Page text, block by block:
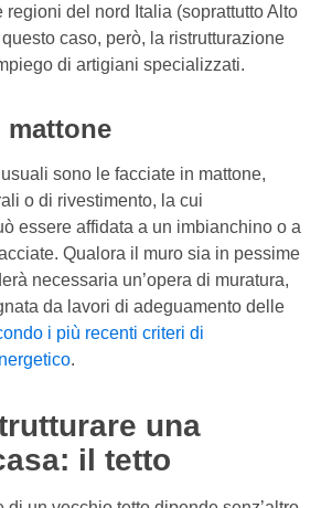
regioni del nord Italia (soprattutto Alto
caso, però, la ristrutturazione
di artigiani specializzati.
mattone
sono le facciate in mattone,
o di rivestimento, la cui
essere affidata a un imbianchino o a
Qualora il muro sia in pessime
necessaria un’opera di muratura,
da lavori di adeguamento delle
i più recenti criteri di
.
una
il tetto